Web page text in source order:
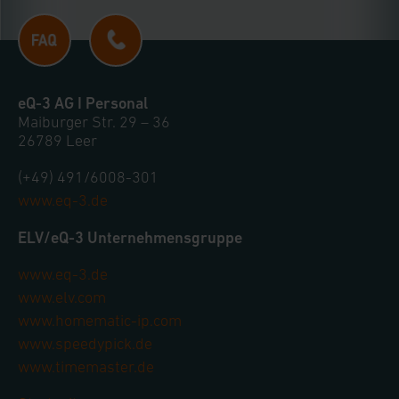
eQ-3 AG I Personal
Maiburger Str. 29 – 36
26789 Leer
(+49) 491/6008-301
www.eq-3.de
ELV/eQ-3 Unternehmensgruppe
www.eq-3.de
www.elv.com
www.homematic-ip.com
www.speedypick.de
www.timemaster.de